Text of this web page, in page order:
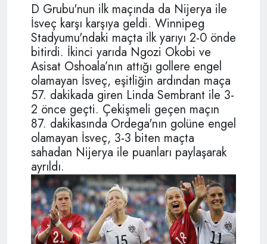
D Grubu'nun ilk maçında da Nijerya ile
İsveç karşı karşıya geldi. Winnipeg
Stadyumu'ndaki maçta ilk yarıyı 2-0 önde
bitirdi. İkinci yarıda Ngozi Okobi ve
Asisat Oshoala’nın attığı gollere engel
olamayan İsveç, eşitliğin ardından maça
57. dakikada giren Linda Sembrant ile 3-
2 önce geçti. Çekişmeli geçen maçın
87. dakikasında Ordega'nın golüne engel
olamayan İsveç, 3-3 biten maçta
sahadan Nijerya ile puanları paylaşarak
ayrıldı.